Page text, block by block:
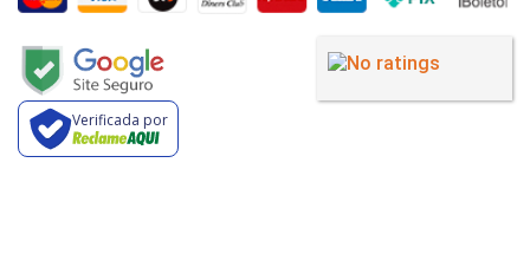
Verificada por